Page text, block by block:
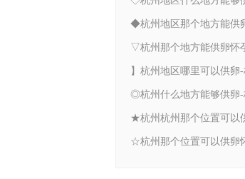
◆杭州地区那个地方能供
▽杭州那个地方能供卵怀
】杭州地区哪里可以供卵
◎杭州什么地方能够供卵-
★杭州杭州那个位置可以
☆杭州那个位置可以供卵